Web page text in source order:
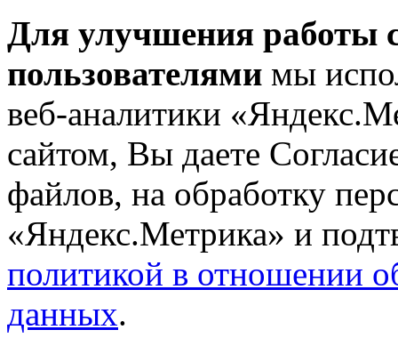
Для улучшения работы
пользователями мы
веб-аналитики
сайтом, Вы даете
файлов, на обработку
«Яндекс.Метрика» и
политикой в отношении
данных.